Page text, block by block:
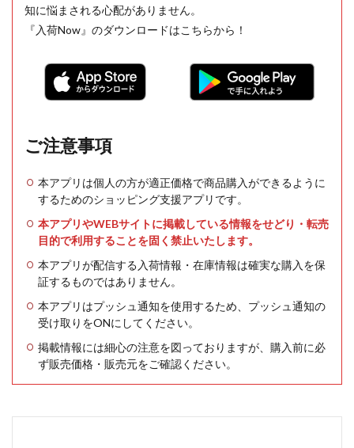
知に悩まされる心配がありません。
『入荷Now』のダウンロードはこちらから！
ご注意事項
本アプリは個人の方が適正価格で商品購入ができるように
するためのショッピング支援アプリです。
本アプリやWEBサイトに掲載している情報をせどり・転売
目的で利用することを固く禁止いたします。
本アプリが配信する入荷情報・在庫情報は確実な購入を保
証するものではありません。
本アプリはプッシュ通知を使用するため、プッシュ通知の
受け取りをONにしてください。
掲載情報には細心の注意を図っておりますが、購入前に必
ず販売価格・販売元をご確認ください。